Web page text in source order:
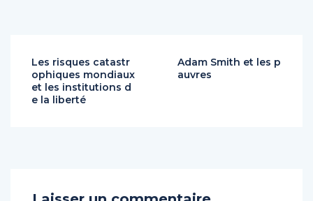
Les risques catastr
ophiques mondiaux
et les institutions d
e la liberté
Adam Smith et les p
auvres